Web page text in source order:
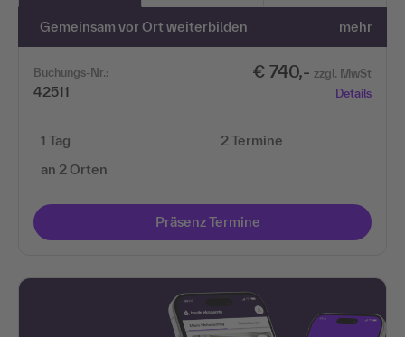
Gemeinsam vor Ort weiterbilden mehr
Buchungs-Nr.:
42511
€ 740,- zzgl. MwSt
Details
1 Tag
an 2 Orten
2 Termine
Präsenz Termine